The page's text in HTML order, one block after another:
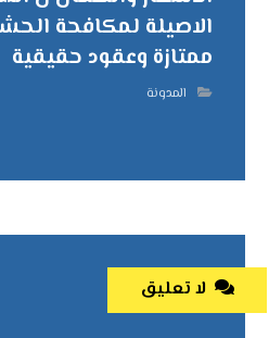
الاصيلة لمكافحة
ممتازة وعقود حقيقية
المدونة
لا تعليق